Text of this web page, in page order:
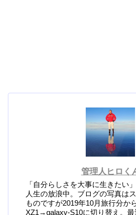
管理人ヒロく
「自分らしさを大事に生きたい
人生の放浪中。ブログの写真は
ものですが2019年10月旅行分か
XZ1→galaxy-S10に切り替え。